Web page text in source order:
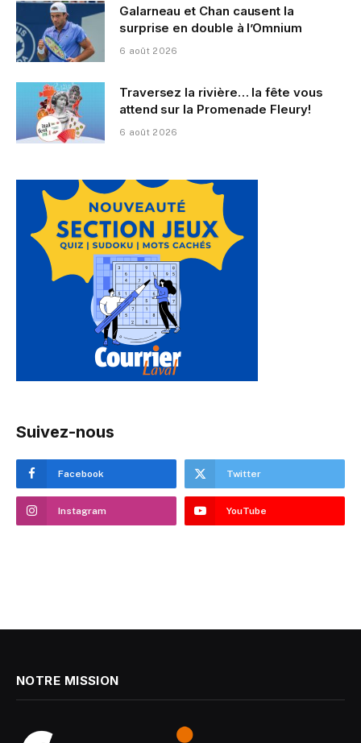
Galarneau et Chan causent la
surprise en double à l’Omnium
6 août 2026
Traversez la rivière… la fête vous
attend sur la Promenade Fleury!
6 août 2026
Suivez-nous
Facebook Twitter
Instagram YouTube
NOTRE MISSION